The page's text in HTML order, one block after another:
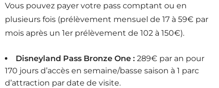
Vous pouvez payer votre pass comptant ou en
plusieurs fois (prélèvement mensuel de 17 à 59€ par
mois après un 1er prélèvement de 102 à 150€).
Disneyland Pass Bronze One : 289€ par an pour
170 jours d’accès en semaine/basse saison à 1 parc
d’attraction par date de visite.